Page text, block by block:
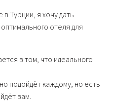
Турции, я хочу дать
отеля для
в том, что идеального
подойдёт каждому, но есть
вам.